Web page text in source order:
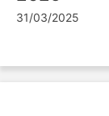
31/03/2025